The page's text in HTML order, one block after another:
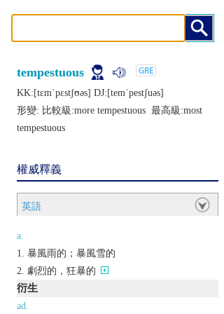
tempestuous
KK:[tɛmˈpɛstʃʊǝs] DJ:[tеmˈpеstʃuǝs]
形變: 比較級:more tempestuous 最高級:most
tempestuous
權威釋義
英語
a.
暴風雨的；暴風雪的
劇烈的，狂暴的
衍生
ad.